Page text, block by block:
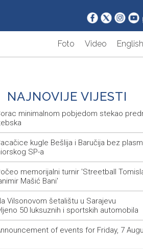
Foto Video English
NAJNOVIJE VIJESTI
minimalnom pobjedom stekao
kugle Bešlija i Baručija bez
SP-a
memorijalni turnir 'Streetball
Mašić Bani'
Vilsonovom šetalištu u Sarajevu
50 luksuznih i sportskih automobila
of events for Friday, 7